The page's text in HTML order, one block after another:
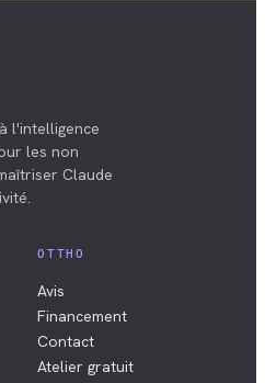
l'intelligence
les non
Claude
OTTHO
Avis
Financement
Contact
Atelier gratuit